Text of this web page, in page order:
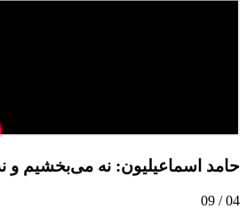
حامد اسماعیلیون: نه می‌بخشیم و
04
/
09